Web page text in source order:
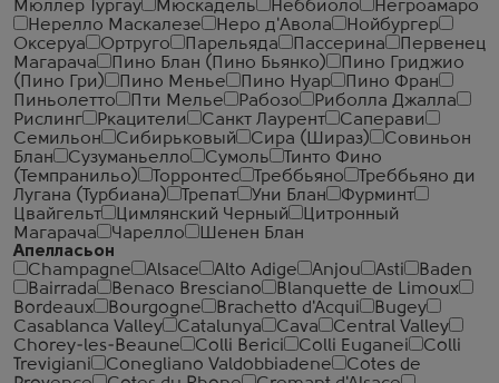
Мюллер Тургау
Мюскадель Неббиоло
Негроамаро
Нерелло Маскалезе
Неро д'Авола
Нойбургер
Оксеруа
Ортруго Парельяда Пассерина
Первенец
Магарача
Пино Блан (Пино Бьянко)
Пино Гриджио
(Пино Гри)
Пино Менье Пино Нуар
Пино Фран
Пиньолетто
Пти Мелье Рабозо
Риболла Джалла
Рислинг
Ркацители Санкт Лаурент
Саперави
Семильон
Сибирьковый Сира (Шираз)
Совиньон
Блан
Сузуманьелло Сумоль
Тинто Фино
(Темпранильо)
Торронтес Треббьяно
Треббьяно ди
Лугана (Турбиана)
Трепат Уни Блан
Фурминт
Цвайгельт
Цимлянский Черный
Цитронный
Магарача
Чарелло
Шенен Блан
Апелласьон
Champagne
Alsace Alto Adige Anjou Asti
Baden
Bairrada
Benaco Bresciano
Blanquette de Limoux
Bordeaux
Bourgogne Brachetto d'Acqui
Bugey
Casablanca Valley
Catalunya Cava
Central Valley
Chorey-les-Beaune
Colli Berici Colli Euganei
Colli
Trevigiani
Conegliano Valdobbiadene
Cotes de